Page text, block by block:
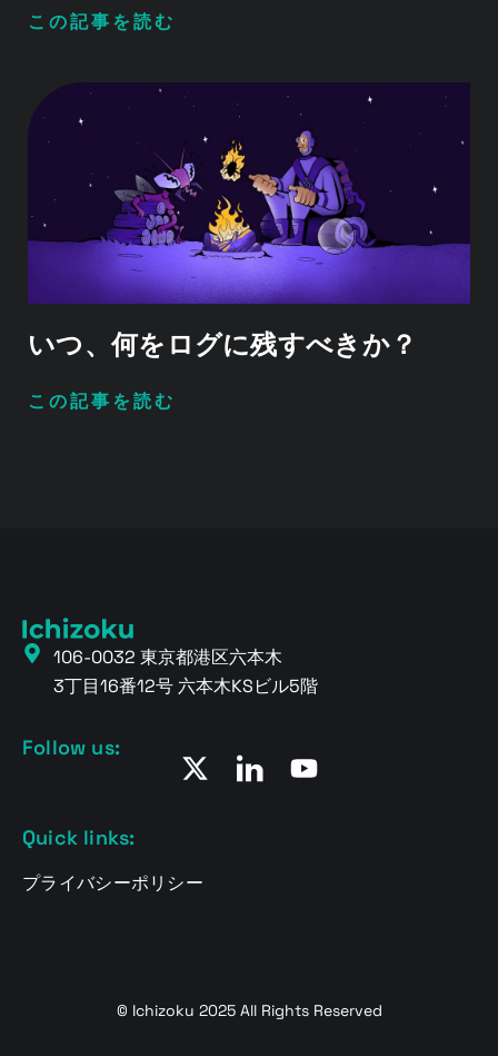
この記事を読む
いつ、何をログに残すべきか？
この記事を読む
106-0032 東京都港区六本木
3丁目16番12号 六本木KSビル5階
Quick links:
プライバシーポリシー
Follow us:
© Ichizoku 2025 All Rights Reserved